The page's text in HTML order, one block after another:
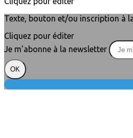
Texte, bouton et/ou inscription à
Cliquez pour éditer
Je m'abonne à la newsletter
OK